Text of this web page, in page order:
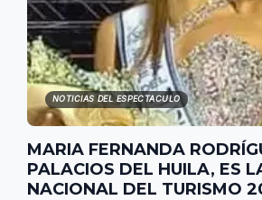
NOTICIAS DEL ESPECTACULO
MARIA FERNANDA
PALACIOS DEL HUILA, ES
NACIONAL DEL TURISMO